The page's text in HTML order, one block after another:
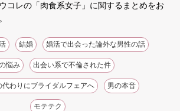
コレの「肉食系女子」に関するまとめをお
結婚 婚活で出会った論外な男性の話
悩み 出会い系で不倫された件
代わりにブライダルフェアへ 男の本音
モテテク